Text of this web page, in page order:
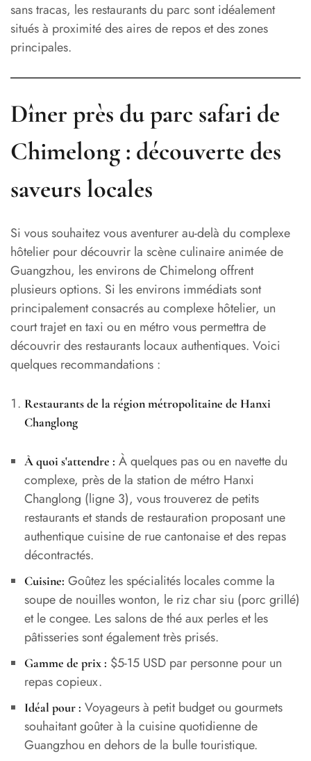
sans tracas, les restaurants du parc sont idéalement
situés à proximité des aires de repos et des zones
principales.
Dîner près du parc safari de
Chimelong : découverte des
saveurs locales
Si vous souhaitez vous aventurer au-delà du complexe
hôtelier pour découvrir la scène culinaire animée de
Guangzhou, les environs de Chimelong offrent
plusieurs options. Si les environs immédiats sont
principalement consacrés au complexe hôtelier, un
court trajet en taxi ou en métro vous permettra de
découvrir des restaurants locaux authentiques. Voici
quelques recommandations :
Restaurants de la région métropolitaine de Hanxi
Changlong
À quoi s'attendre : À quelques pas ou en navette du
complexe, près de la station de métro Hanxi
Changlong (ligne 3), vous trouverez de petits
restaurants et stands de restauration proposant une
authentique cuisine de rue cantonaise et des repas
décontractés.
Cuisine: Goûtez les spécialités locales comme la
soupe de nouilles wonton, le riz char siu (porc grillé)
et le congee. Les salons de thé aux perles et les
pâtisseries sont également très prisés.
Gamme de prix : $5-15 USD par personne pour un
repas copieux.
Idéal pour : Voyageurs à petit budget ou gourmets
souhaitant goûter à la cuisine quotidienne de
Guangzhou en dehors de la bulle touristique.